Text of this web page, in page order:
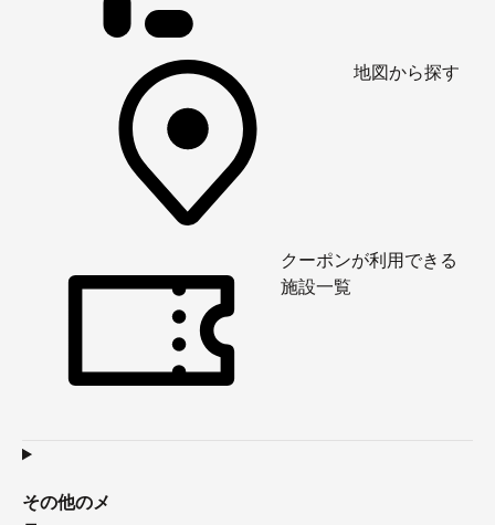
地図から探す
クーポンが利用できる
施設一覧
その他のメ